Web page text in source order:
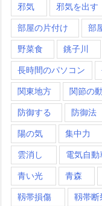
邪気 邪気を出す
部屋の片付け 部
野菜食 銚子川
長時間のパソコン
関東地方 関節の
防御する 防御法
陽の気 集中力
雲消し 電気自動
青い光 青森
靱帯損傷 靱帯断